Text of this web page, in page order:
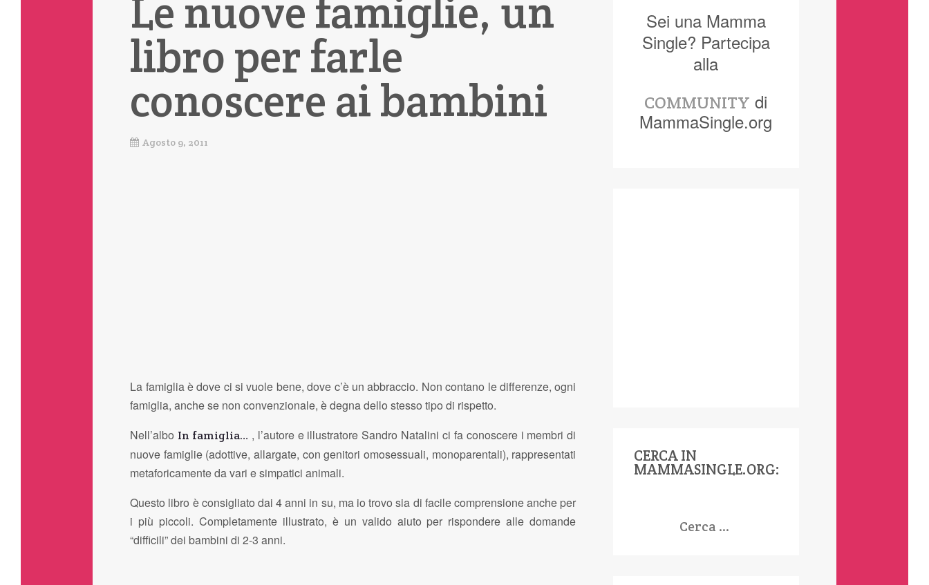
Le nuove famiglie, un
libro per farle
conoscere ai bambini
Agosto 9, 2011
La famiglia è dove ci si vuole bene, dove c’è un abbraccio. Non contano le differenze, ogni
famiglia, anche se non convenzionale, è degna dello stesso tipo di rispetto.
Nell’albo In famiglia… , l’autore e illustratore Sandro Natalini ci fa conoscere i membri di
nuove famiglie (adottive, allargate, con genitori omosessuali, monoparentali), rappresentati
metaforicamente da vari e simpatici animali.
Questo libro è consigliato dai 4 anni in su, ma io trovo sia di facile comprensione anche per
i più piccoli. Completamente illustrato, è un valido aiuto per rispondere alle domande
“difficili” dei bambini di 2-3 anni.
Sei una Mamma
Single? Partecipa
alla
COMMUNITY di
MammaSingle.org
CERCA IN
MAMMASINGLE.ORG: